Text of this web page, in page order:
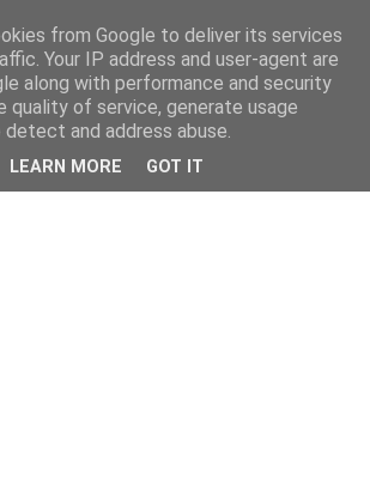
from Google to deliver its services
Your IP address and user-agent are
along with performance and security
quality of service, generate usage
and address abuse.
LEARN MORE GOT IT